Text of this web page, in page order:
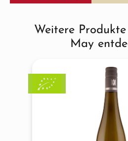
Produktgalerie
Weitere
May